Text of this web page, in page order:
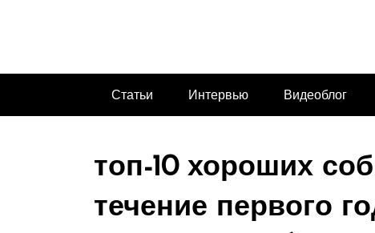
Статьи Интервью Видеоблог
топ-10 хороших
течение первого